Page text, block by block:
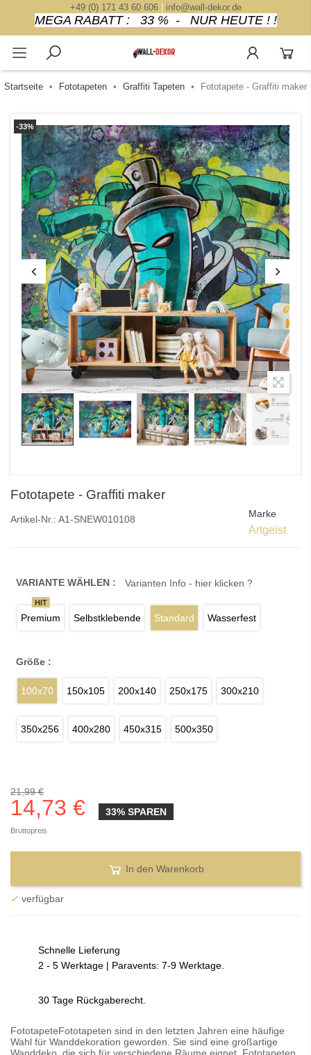
+49 (0) 171 43 60 606| info@wall-dekor.de
MEGA RABATT : 33 % - NUR HEUTE ! !
Startseite Fototapeten Graffiti Tapeten Fototapete - Graffiti maker
-33%
Fototapete - Graffiti maker
Artikel-Nr.: A1-SNEW010108 Marke
Artgeist
VARIANTE WÄHLEN : Varianten Info - hier klicken ?
Premium
HIT
Selbstklebende Standard Wasserfest
Größe :
100x70 150x105 200x140 250x175 300x210
350x256 400x280 450x315 500x350
21,99 €
14,73 € 33% SPAREN
Bruttopreis
In den Warenkorb
✓ verfügbar
Schnelle Lieferung
2 - 5 Werktage | Paravents: 7-9 Werktage.
30 Tage Rückgaberecht.
FototapeteFototapeten sind in den letzten Jahren eine häufige
Wahl für Wanddekoration geworden. Sie sind eine großartige